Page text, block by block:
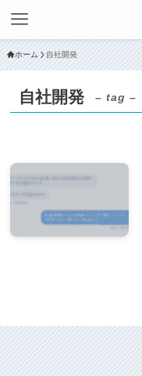
ホーム 自社開発
自社開発 – tag –